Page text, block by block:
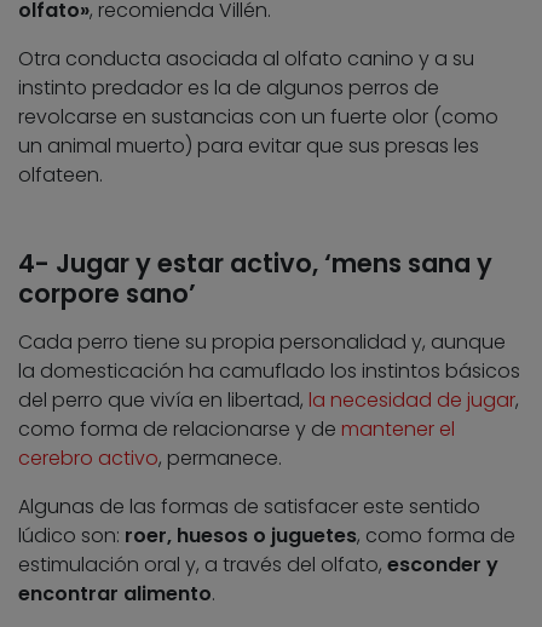
olfato», recomienda Villén.
Otra conducta asociada al olfato canino y a su
instinto predador es la de algunos perros de
revolcarse en sustancias con un fuerte olor (como
un animal muerto) para evitar que sus presas les
olfateen.
4- Jugar y estar activo, ‘mens sana y
corpore sano’
Cada perro tiene su propia personalidad y, aunque
la domesticación ha camuflado los instintos básicos
del perro que vivía en libertad, la necesidad de jugar,
como forma de relacionarse y de mantener el
cerebro activo, permanece.
Algunas de las formas de satisfacer este sentido
lúdico son: roer, huesos o juguetes, como forma de
estimulación oral y, a través del olfato, esconder y
encontrar alimento.